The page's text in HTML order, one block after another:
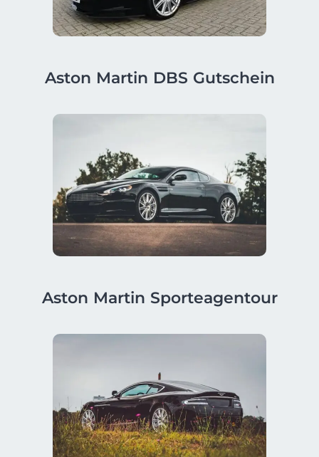
Aston Martin DBS Gutschein
Aston Martin Sporteagentour